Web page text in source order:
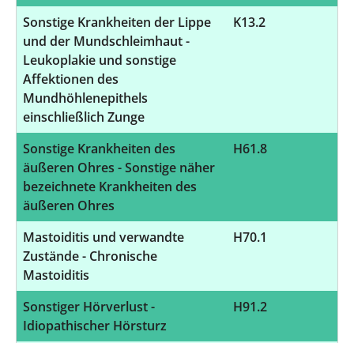
Sonstige Krankheiten der Lippe
und der Mundschleimhaut -
Leukoplakie und sonstige
Affektionen des
Mundhöhlenepithels
einschließlich Zunge
K13.2
Sonstige Krankheiten des
äußeren Ohres - Sonstige näher
bezeichnete Krankheiten des
äußeren Ohres
H61.8
Mastoiditis und verwandte
Zustände - Chronische
Mastoiditis
H70.1
Sonstiger Hörverlust -
Idiopathischer Hörsturz
H91.2